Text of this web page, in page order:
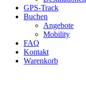
GPS-Track
Buchen
Angebote
Mobility
FAQ
Kontakt
Warenkorb